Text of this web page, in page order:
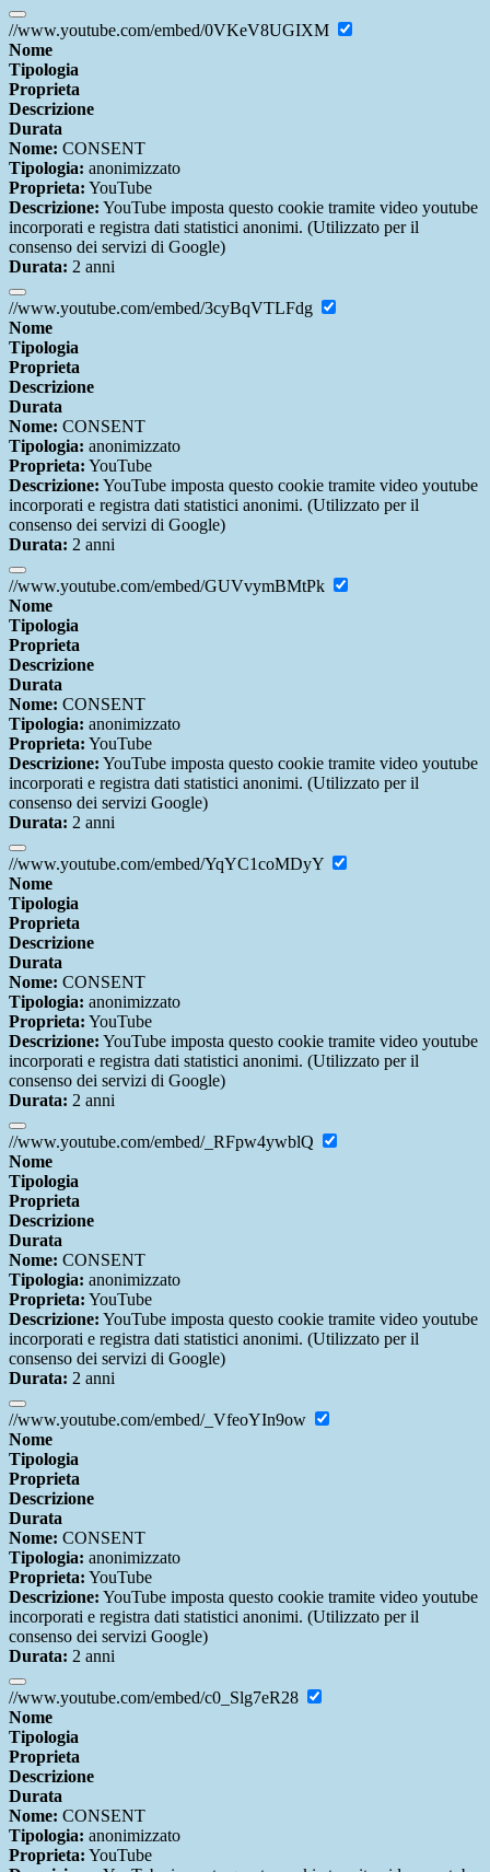
//www.youtube.com/embed/0VKeV8UGIXM
Nome
Tipologia
Proprieta
Descrizione
Durata
Nome: CONSENT
Tipologia: anonimizzato
Proprieta: YouTube
Descrizione: YouTube imposta questo cookie tramite video youtube
incorporati e registra dati statistici anonimi. (Utilizzato per il
consenso dei servizi di Google)
Durata: 2 anni
//www.youtube.com/embed/3cyBqVTLFdg
Nome
Tipologia
Proprieta
Descrizione
Durata
Nome: CONSENT
Tipologia: anonimizzato
Proprieta: YouTube
Descrizione: YouTube imposta questo cookie tramite video youtube
incorporati e registra dati statistici anonimi. (Utilizzato per il
consenso dei servizi di Google)
Durata: 2 anni
//www.youtube.com/embed/GUVvymBMtPk
Nome
Tipologia
Proprieta
Descrizione
Durata
Nome: CONSENT
Tipologia: anonimizzato
Proprieta: YouTube
Descrizione: YouTube imposta questo cookie tramite video youtube
incorporati e registra dati statistici anonimi. (Utilizzato per il
consenso dei servizi Google)
Durata: 2 anni
//www.youtube.com/embed/YqYC1coMDyY
Nome
Tipologia
Proprieta
Descrizione
Durata
Nome: CONSENT
Tipologia: anonimizzato
Proprieta: YouTube
Descrizione: YouTube imposta questo cookie tramite video youtube
incorporati e registra dati statistici anonimi. (Utilizzato per il
consenso dei servizi di Google)
Durata: 2 anni
//www.youtube.com/embed/_RFpw4ywblQ
Nome
Tipologia
Proprieta
Descrizione
Durata
Nome: CONSENT
Tipologia: anonimizzato
Proprieta: YouTube
Descrizione: YouTube imposta questo cookie tramite video youtube
incorporati e registra dati statistici anonimi. (Utilizzato per il
consenso dei servizi di Google)
Durata: 2 anni
//www.youtube.com/embed/_VfeoYIn9ow
Nome
Tipologia
Proprieta
Descrizione
Durata
Nome: CONSENT
Tipologia: anonimizzato
Proprieta: YouTube
Descrizione: YouTube imposta questo cookie tramite video youtube
incorporati e registra dati statistici anonimi. (Utilizzato per il
consenso dei servizi Google)
Durata: 2 anni
//www.youtube.com/embed/c0_Slg7eR28
Nome
Tipologia
Proprieta
Descrizione
Durata
Nome: CONSENT
Tipologia: anonimizzato
Proprieta: YouTube